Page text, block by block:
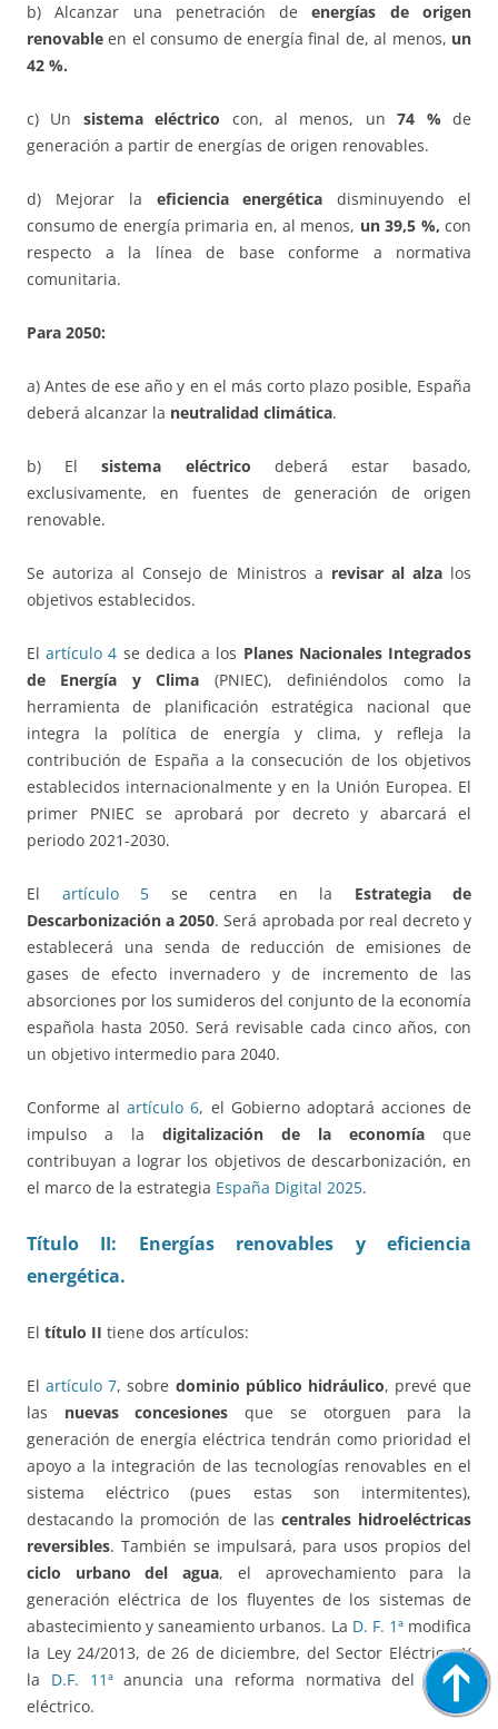
b) Alcanzar una penetración deenergías de origen
renovable en el consumo de energía final de, al menos, un
42 %.
c) Un sistema eléctrico con, al menos, un74 %de
generación a partir de energías de origen renovables.
d) Mejorar la eficiencia energética disminuyendo el
consumo de energía primaria en, al menos, un 39,5 %, con
respecto a la línea de base conforme a normativa
comunitaria.
Para 2050:
a) Antes de ese año y en el más corto plazo posible, España
deberá alcanzar la neutralidad climática.
b) Elsistema eléctrico deberá estar basado,
exclusivamente, en fuentes de generación de origen
renovable.
Se autoriza al Consejo de Ministros a revisar al alzalos
objetivos establecidos.
Elartículo 4 se dedica a los Planes Nacionales Integrados
de Energía y Clima (PNIEC), definiéndolos como la
herramienta de planificación estratégica nacional que
integra la política de energía y clima, y refleja la
contribución de España a la consecución de los objetivos
establecidos internacionalmente y en la Unión Europea. El
primer PNIEC se aprobará por decreto y abarcará el
periodo 2021-2030.
El artículo 5 se centra en la Estrategia de
Descarbonización a 2050. Será aprobada por real decreto y
establecerá una senda de reducción de emisiones de
gases de efecto invernadero y de incremento de las
absorciones por los sumideros del conjunto de la economía
española hasta 2050. Será revisable cada cinco años, con
un objetivo intermedio para 2040.
Conforme alartículo 6, el Gobierno adoptará acciones de
impulso a la digitalización de la economía que
contribuyan a lograr los objetivos de descarbonización, en
el marco de la estrategia España Digital 2025.
Título II: Energías renovables y eficiencia
energética.
El título II tiene dos artículos:
Elartículo 7, sobre dominio público hidráulico, prevé que
las nuevas concesionesque se otorguen para la
generación de energía eléctrica tendrán como prioridad el
apoyo a la integración de las tecnologías renovables en el
sistema eléctrico (pues estas son intermitentes),
destacando la promoción de las centrales hidroeléctricas
reversibles. También se impulsará, para usos propios del
ciclo urbano del agua, el aprovechamiento para la
generación eléctrica de los fluyentes de los sistemas de
abastecimiento y saneamiento urbanos. La D. F. 1ªmodifica
la Ley 24/2013, de 26 de diciembre, del Sector Eléctrico. Y
la D.F. 11ªanuncia una reforma normativa del sector
eléctrico.